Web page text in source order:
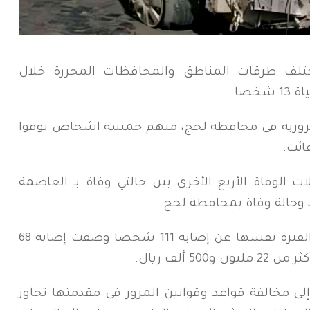
طرقات المناطق والمحافظات المحررة خلال
مرورية في محافظة لحج، منهم خمسة اشخاص توفوا
الوفاة الأربع الأخرى بين حالتي وفاة بـ العاصمة
وحالة وفاة بمحافظة لحج.
وأسفرت حوادث السير المسجلة خلال الفترة نفسها عن إصابة 111 شخصا وصفت إصابة 68
ألف ريال.
مخالفة قواعد وقوانين المرور في مقدمتها تجاوز